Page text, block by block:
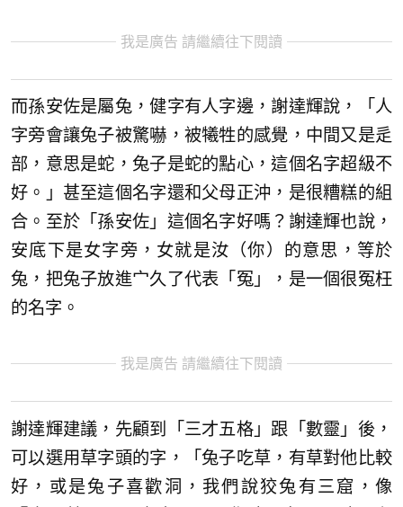
我是廣告 請繼續往下閱讀
而孫安佐是屬兔，健字有人字邊，謝達輝說，「人
字旁會讓兔子被驚嚇，被犧牲的感覺，中間又是辵
部，意思是蛇，兔子是蛇的點心，這個名字超級不
好。」甚至這個名字還和父母正沖，是很糟糕的組
合。至於「孫安佐」這個名字好嗎？謝達輝也說，
安底下是女字旁，女就是汝（你）的意思，等於
兔，把兔子放進宀久了代表「冤」，是一個很冤枉
的名字。
我是廣告 請繼續往下閱讀
謝達輝建議，先顧到「三才五格」跟「數靈」後，
可以選用草字頭的字，「兔子吃草，有草對他比較
好，或是兔子喜歡洞，我們說狡兔有三窟，像